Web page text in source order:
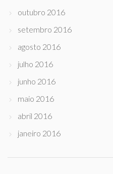
outubro 2016
setembro 2016
agosto 2016
julho 2016
junho 2016
maio 2016
abril 2016
janeiro 2016